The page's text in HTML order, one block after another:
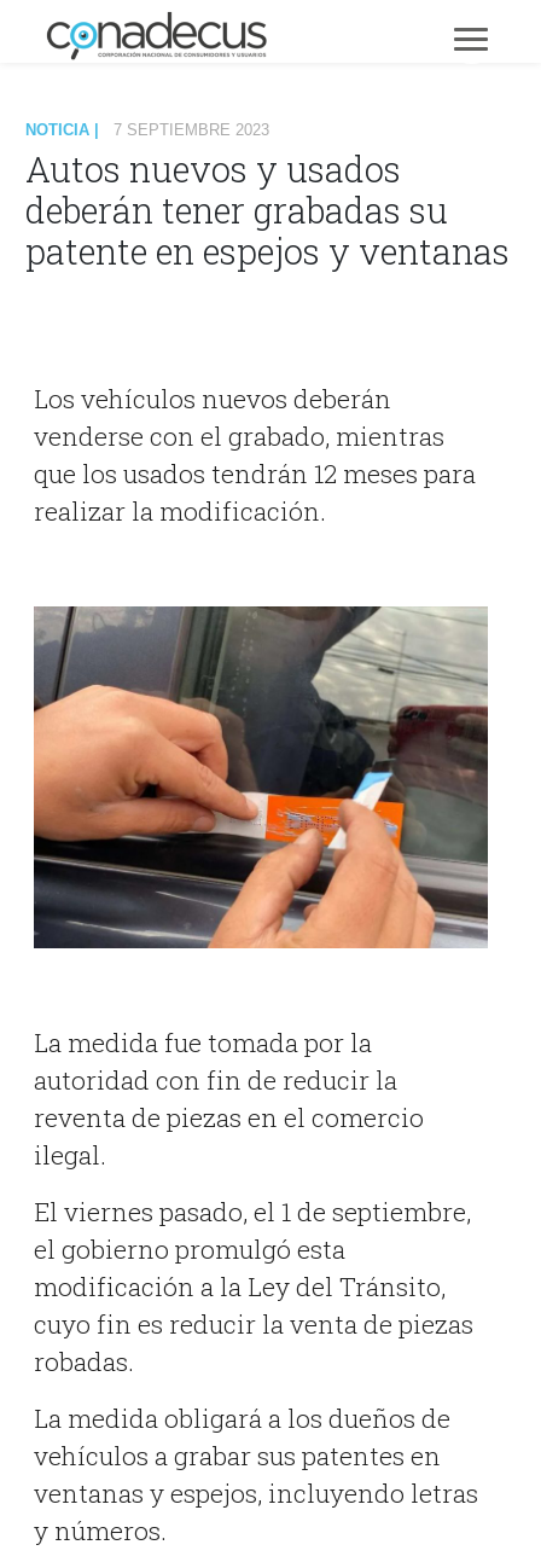
NOTICIA | 7 SEPTIEMBRE 2023
Autos nuevos y usados
deberán tener grabadas su
patente en espejos y ventanas
Los vehículos nuevos deberán
venderse con el grabado, mientras
que los usados tendrán 12 meses para
realizar la modificación.
La medida fue tomada por la
autoridad con fin de reducir la
reventa de piezas en el comercio
ilegal.
El viernes pasado, el 1 de septiembre,
el gobierno promulgó esta
modificación a la Ley del Tránsito,
cuyo fin es reducir la venta de piezas
robadas.
La medida obligará a los dueños de
vehículos a grabar sus patentes en
ventanas y espejos, incluyendo letras
y números.